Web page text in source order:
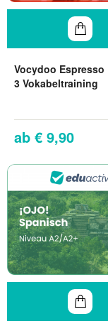
Vocydoo Espresso
3 Vokabeltraining
€ 9,90